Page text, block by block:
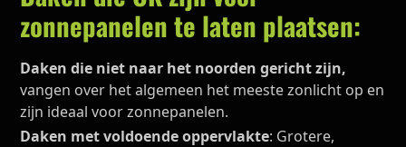
zonnepanelen te laten plaatsen:
Daken die niet naar het noorden gericht zijn,
vangen over het algemeen het meeste zonlicht op en
zijn ideaal voor zonnepanelen.
Daken met voldoende oppervlakte: Grotere,